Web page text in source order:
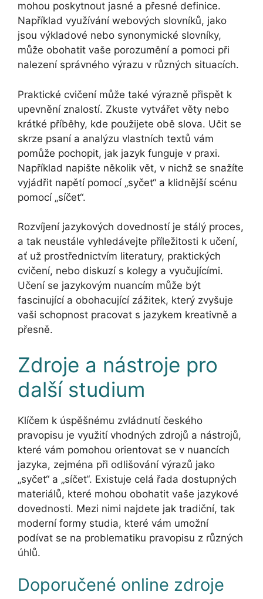
mohou poskytnout jasné a přesné definice.
Například využívání webových slovníků, jako
jsou výkladové nebo synonymické slovníky,
může obohatit vaše porozumění a pomoci při
nalezení správného výrazu v různých situacích.
Praktické cvičení může také výrazně přispět k
upevnění znalostí. Zkuste vytvářet věty nebo
krátké příběhy, kde použijete obě slova. Učit se
skrze psaní a analýzu vlastních textů vám
pomůže pochopit, jak jazyk funguje v praxi.
Například napište několik vět, v nichž se snažíte
vyjádřit napětí pomocí „syčet“ a klidnější scénu
pomocí „síčet“.
Rozvíjení jazykových dovedností je stálý proces,
a tak neustále vyhledávejte příležitosti k učení,
ať už prostřednictvím literatury, praktických
cvičení, nebo diskuzí s kolegy a vyučujícími.
Učení se jazykovým nuancím může být
fascinující a obohacující zážitek, který zvyšuje
vaši schopnost pracovat s jazykem kreativně a
přesně.
Zdroje a nástroje pro
další studium
Klíčem k úspěšnému zvládnutí českého
pravopisu je využití vhodných zdrojů a nástrojů,
které vám pomohou orientovat se v nuancích
jazyka, zejména při odlišování výrazů jako
„syčet“ a „síčet“. Existuje celá řada dostupných
materiálů, které mohou obohatit vaše jazykové
dovednosti. Mezi nimi najdete jak tradiční, tak
moderní formy studia, které vám umožní
podívat se na problematiku pravopisu z různých
úhlů.
Doporučené online zdroje